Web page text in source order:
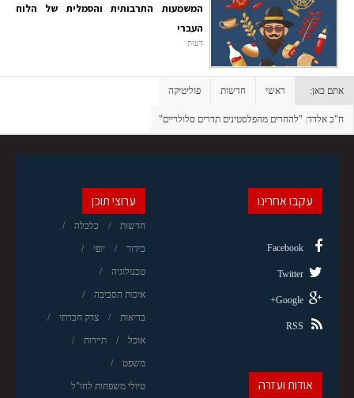
המשמעות התרבותית והסמלית של הלוח
העברי
דעות
אתם כאן: ראשי חדשות פוליטיקה
ח"כ אלדד: "להחרים מהפלסטינים תדרים סלולריים"
ערוצי תוכן
חדשות כלכלה
בידור יופי
טכנולוגיה
איכות הסביבה
בריאות צדק חברתי
אוכל תיירות
משפט
טיולי משפחות לחו"ל
עקבו אחרינו
Facebook
Twitter
Google+
RSS
אודות ועזרה